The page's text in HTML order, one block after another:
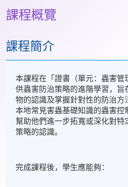
課程概覽
課程簡介
本課程在「證書（單元：蟲害管
供蟲害防治策略的進階學習，旨
物的認識及掌握針對性的防治方
本地常見害蟲基礎知識的蟲害控
幫助他們進一步拓寬或深化對特
策略的認識。
完成課程後，學生應能夠：